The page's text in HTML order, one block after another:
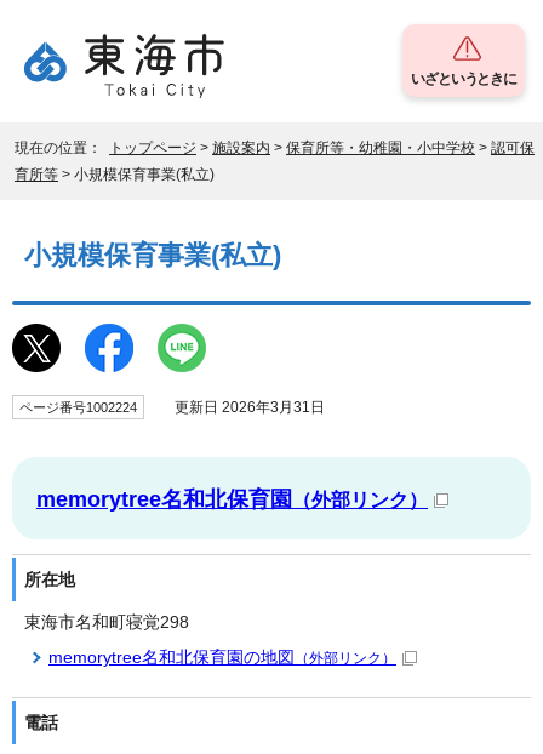
いざというときに
現在の位置： トップページ > 施設案内 > 保育所等・幼稚園・小中学校 > 認可保
育所等 > 小規模保育事業(私立)
小規模保育事業(私立)
ページ番号1002224 更新日 2026年3月31日
memorytree名和北保育園 （外部リンク）
所在地
東海市名和町寝覚298
memorytree名和北保育園の地図
（外部リンク）
電話